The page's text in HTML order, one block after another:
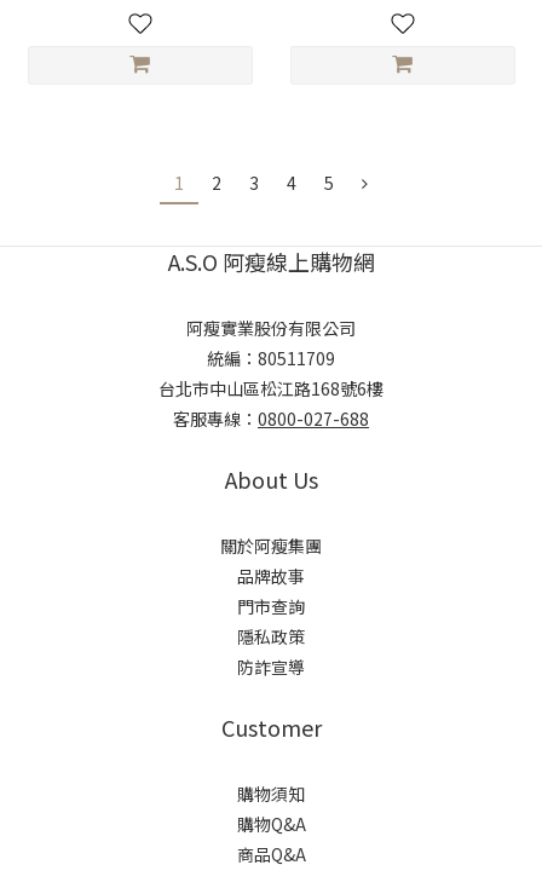
1 2 3 4 5
A.S.O 阿瘦線上購物網
阿瘦實業股份有限公司
統編：80511709
台北市中山區松江路168號6樓
客服專線： 0800-027-688
About Us
關於阿瘦集團
品牌故事
門市查詢
隱私政策
防詐宣導
Customer
購物須知
購物Q&A
商品Q&A